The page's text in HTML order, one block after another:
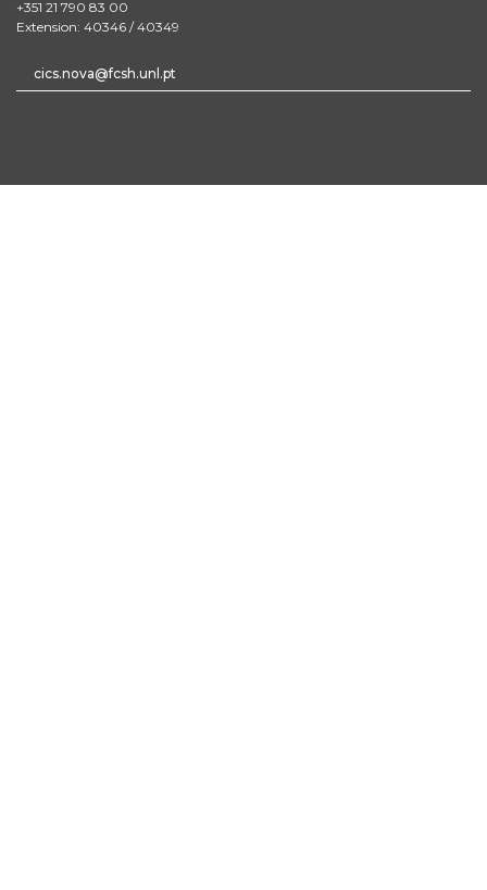
+351 21 790 83 00
Extension: 40346 / 40349
cics.nova@fcsh.unl.pt